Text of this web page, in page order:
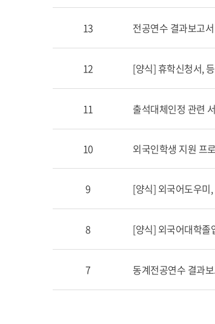
13 전공연수 결과보고
12 [양식] 휴학신청서,
11 출석대체인정 관련
10 외국인학생 지원 프
9 [양식] 외국어도우미
8 [양식] 외국어대학졸
7 동계전공연수 결과